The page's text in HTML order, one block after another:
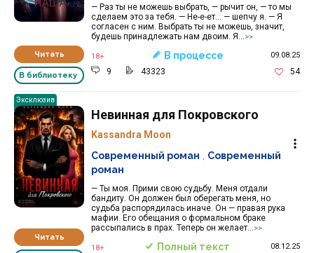
Читать
В библиотеку
— Раз ты не можешь выбрать, — рычит он, — то мы
сделаем это за тебя. — Не-е-ет... — шепчу я. — Я
согласен с ним. Выбрать ты не можешь, значит,
будешь принадлежать нам двоим. Я...
>>
18+ В процессе 09.08.25
9 43323 54
Эксклюзив
Читать
Невинная для Покровского
Kassandra Moon
— Ты моя. Прими свою судьбу. Меня отдали
бандиту. Он должен был оберегать меня, но
судьба распорядилась иначе. Он — правая рука
мафии. Его обещания о формальном браке
рассыпались в прах. Теперь он желает...
>>
Современный роман
Современный
роман
18+ Полный текст 08.12.25